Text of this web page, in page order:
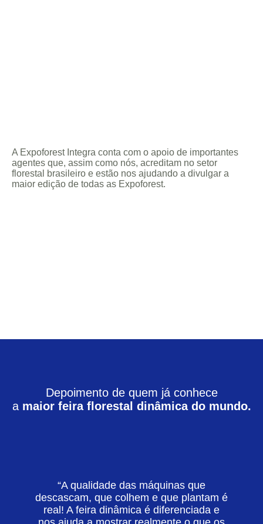
A Expoforest Integra conta com o apoio de importantes
agentes que, assim como nós, acreditam no setor
florestal brasileiro e estão nos ajudando a divulgar a
maior edição de todas as Expoforest.
Depoimento de quem já conhece
a maior feira florestal dinâmica do mundo.
“A qualidade das máquinas que
descascam, que colhem e que plantam é
real! A feira dinâmica é diferenciada e